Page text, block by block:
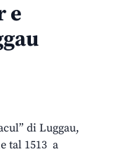
e
di Luggau,
tal 1513 a